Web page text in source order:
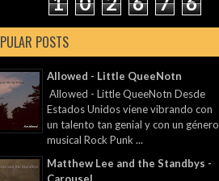
POSTS
Allowed - Little QueeNotn
Allowed - Little QueeNotn Desde
Estados Unidos viene vibrando con
un talento tan genial y con un género
musical Rock Punk ...
Matthew Lee and the Standbys -
Carousel